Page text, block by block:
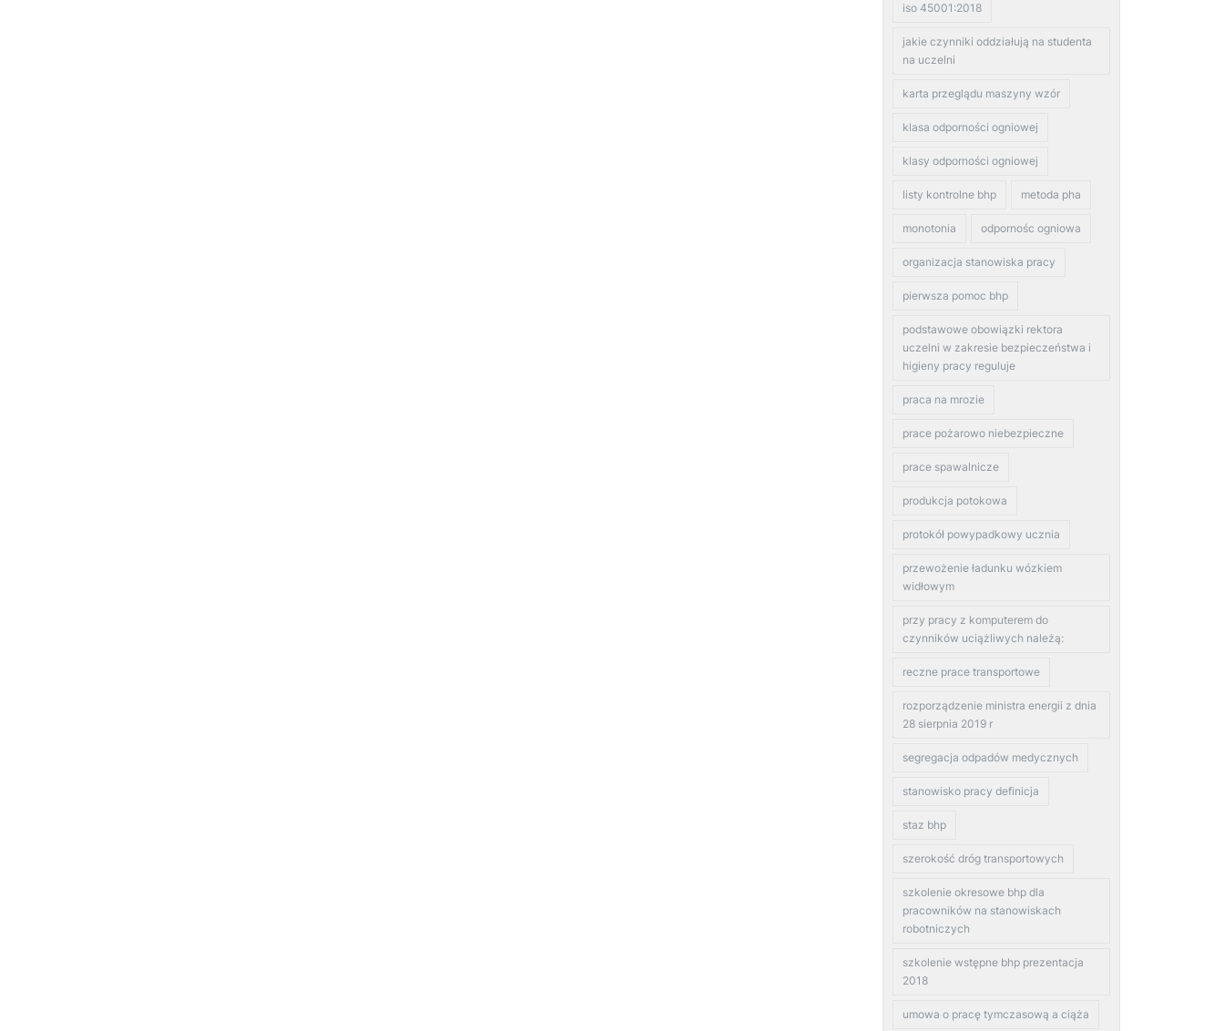
iso 45001:2018
jakie czynniki oddziałują na studenta
na uczelni
karta przeglądu maszyny wzór
klasa odporności ogniowej
klasy odporności ogniowej
listy kontrolne bhp metoda pha
monotonia odpornośc ogniowa
organizacja stanowiska pracy
pierwsza pomoc bhp
podstawowe obowiązki rektora
uczelni w zakresie bezpieczeństwa i
higieny pracy reguluje
praca na mrozie
prace pożarowo niebezpieczne
prace spawalnicze
produkcja potokowa
protokół powypadkowy ucznia
przewożenie ładunku wózkiem
widłowym
przy pracy z komputerem do
czynników uciążliwych należą:
reczne prace transportowe
rozporządzenie ministra energii z dnia
28 sierpnia 2019 r
segregacja odpadów medycznych
stanowisko pracy definicja
staz bhp
szerokość dróg transportowych
szkolenie okresowe bhp dla
pracowników na stanowiskach
robotniczych
szkolenie wstępne bhp prezentacja
2018
umowa o pracę tymczasową a ciąża